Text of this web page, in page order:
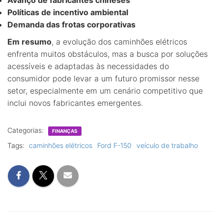
Políticas de incentivo ambiental
Demanda das frotas corporativas
Em resumo, a evolução dos caminhões elétricos
enfrenta muitos obstáculos, mas a busca por soluções
acessíveis e adaptadas às necessidades do
consumidor pode levar a um futuro promissor nesse
setor, especialmente em um cenário competitivo que
inclui novos fabricantes emergentes.
Categorias: FINANÇAS
Tags: caminhões elétricos Ford F-150 veículo de trabalho